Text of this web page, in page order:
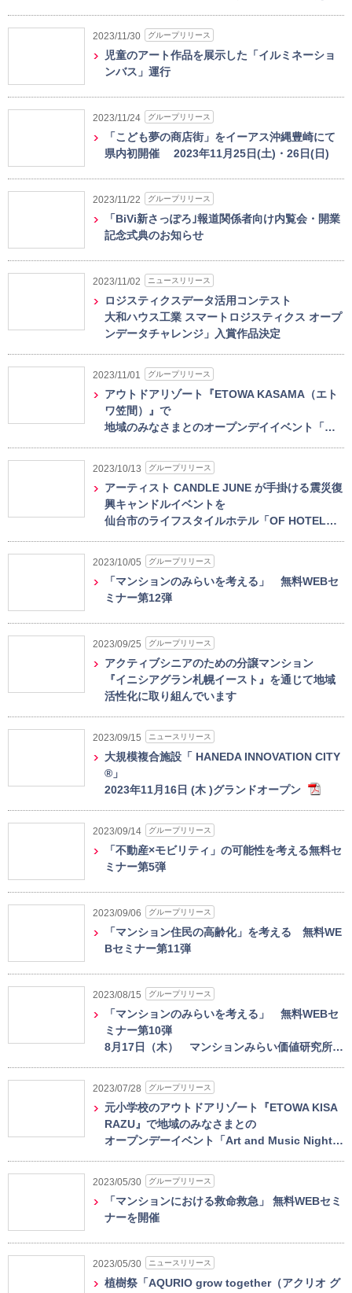
2023/11/30 グループリリース
児童のアート作品を展示した「イルミネーショ
ンバス」運行
2023/11/24 グループリリース
「こども夢の商店街」をイーアス沖縄豊崎にて
県内初開催 2023年11月25日(土)・26日(日)
2023/11/22 グループリリース
「BiVi新さっぽろ｣報道関係者向け内覧会・開業
記念式典のお知らせ
2023/11/02 ニュースリリース
ロジスティクスデータ活用コンテスト
大和ハウス工業 スマートロジスティクス オープ
ンデータチャレンジ」入賞作品決定
2023/11/01 グループリリース
アウトドアリゾート『ETOWA KASAMA（エト
ワ笠間）』で
地域のみなさまとのオープンデイイベント「…
2023/10/13 グループリリース
アーティスト CANDLE JUNE が手掛ける震災復
興キャンドルイベントを
仙台市のライフスタイルホテル「OF HOTEL…
2023/10/05 グループリリース
「マンションのみらいを考える」 無料WEBセ
ミナー第12弾
2023/09/25 グループリリース
アクティブシニアのための分譲マンション
『イニシアグラン札幌イースト』を通じて地域
活性化に取り組んでいます
2023/09/15 ニュースリリース
大規模複合施設「 HANEDA INNOVATION CITY
®」
2023年11月16日 (木 )グランドオープン
2023/09/14 グループリリース
「不動産×モビリティ」の可能性を考える無料セ
ミナー第5弾
2023/09/06 グループリリース
「マンション住民の高齢化」を考える 無料WE
Bセミナー第11弾
2023/08/15 グループリリース
「マンションのみらいを考える」 無料WEBセ
ミナー第10弾
8月17日（木） マンションみらい価値研究所…
2023/07/28 グループリリース
元小学校のアウトドアリゾート『ETOWA KISA
RAZU』で地域のみなさまとの
オープンデーイベント「Art and Music Night…
2023/05/30 グループリリース
「マンションにおける救命救急」 無料WEBセミ
ナーを開催
2023/05/30 ニュースリリース
植樹祭「AQURIO grow together（アクリオ グ